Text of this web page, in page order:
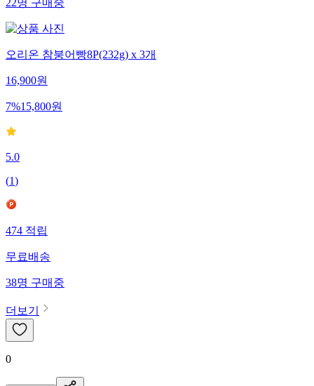
22명구매중
오리온 참붕어빵8P(232g) x 3개
16,900원
7%15,800원
5.0
(1)
474적립
무료배송
38명구매중
더보기
0